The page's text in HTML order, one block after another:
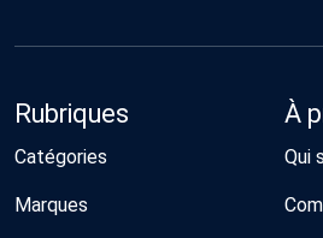
Rubriques
Catégories
Marques
À
Qui